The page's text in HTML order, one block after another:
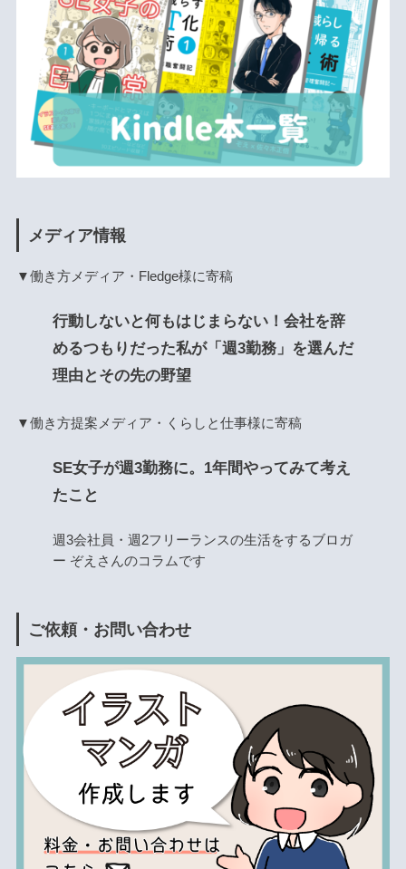
メディア情報
▼働き方メディア・Fledge様に寄稿
行動しないと何もはじまらない！会社を辞
めるつもりだった私が「週3勤務」を選んだ
理由とその先の野望
▼働き方提案メディア・くらしと仕事様に寄稿
SE女子が週3勤務に。1年間やってみて考え
たこと
週3会社員・週2フリーランスの生活をするブロガ
ー ぞえさんのコラムです
ご依頼・お問い合わせ